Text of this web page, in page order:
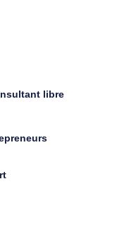
libre